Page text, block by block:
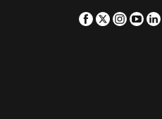
Facebook
Twitter